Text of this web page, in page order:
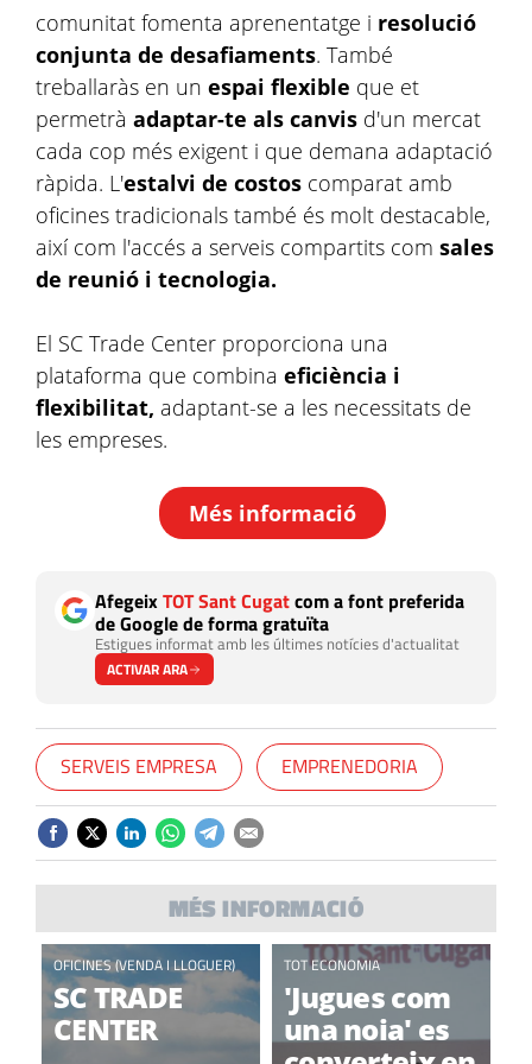
comunitat fomenta aprenentatge i resolució
conjunta de desafiaments. També
treballaràs en un espai flexible que et
permetrà adaptar-te als canvis d'un mercat
cada cop més exigent i que demana adaptació
ràpida. L'estalvi de costos comparat amb
oficines tradicionals també és molt destacable,
així com l'accés a serveis compartits com sales
de reunió i tecnologia.
El SC Trade Center proporciona una
plataforma que combina eficiència i
flexibilitat, adaptant-se a les necessitats de
les empreses.
Més informació
AfegeixTOT Sant Cugatcom a font preferida
de Google de forma gratuïta
Estigues informat amb les últimes notícies d'actualitat
ACTIVAR ARA
SERVEIS EMPRESA EMPRENEDORIA
MÉS INFORMACIÓ
OFICINES (VENDA I LLOGUER)
SC TRADE
CENTER
TOT ECONOMIA
'Jugues com
una noia' es